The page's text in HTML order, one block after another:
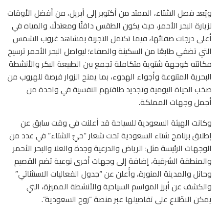
ويُعد فصل الشتاء، الممتد من أكتوبر إلى أبريل، من أفضل الأوقات
لزيارة البحر الأحمر، حيث يكون الطقس دافئًا ومعتدلًا، والمياه في
أعلى درجات صفائها، فيما تكتمل التجربة بمشاهد غروب الشمس
التي تضفي طابعًا من السكينة والصفاء؛ ليواصل البحر الأحمر ترسيخ
مكانته كوجهة شتوية متكاملة تجمع بين الطبيعة البكر والأنشطة
البحرية المتنوعة وأجواء الهدوء، بما يمنح الزوار فرصة للهروب من
صخب الحياة اليومية وتجديد طاقتهم النفسية في واحدة من
أجمل وجهات المملكة.
وكانت الهيئة السعودية للسياحة قد أعلنت في وقت سابق عن
إطلاق برنامج شتاء السعودية تحت شعار “حيّ الشتاء” في عدد من
الوجهات الرئيسة مثل: الرياض والدرعية وجدة والعلا والبحر الأحمر
والمنطقة الشرقية، إضافة إلى وجهات أخرى نوعية تضم القصيم
وحائل والمدينة المنورة، وأُعلن عن “جدول الفعاليات الاستثنائي”
والكشف عن أبرز المواسم السياحية والأنشطة المميزة، التي
يمكن الاطّلاع على تفاصيلها عبر منصة “روح السعودية”.